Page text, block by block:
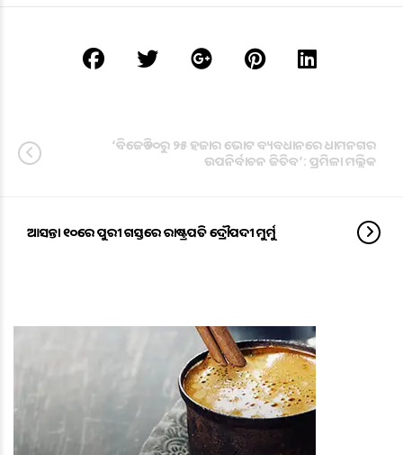
‘ବିଜେଡି ୨୦ରୁ ୨୫ ହଜାର ଭୋଟ ବ୍ୟବଧାନରେ ଧାମନଗର
ଉପନିର୍ବାଚନ ଜିତିବ’: ପ୍ରମିଳା ମଲ୍ଲିକ
ଆସନ୍ତା ୧୦ରେ ପୁରୀ ଗସ୍ତରେ ରାଷ୍ଟ୍ରପତି ଦ୍ରୌପଦୀ ମୁର୍ମୁ